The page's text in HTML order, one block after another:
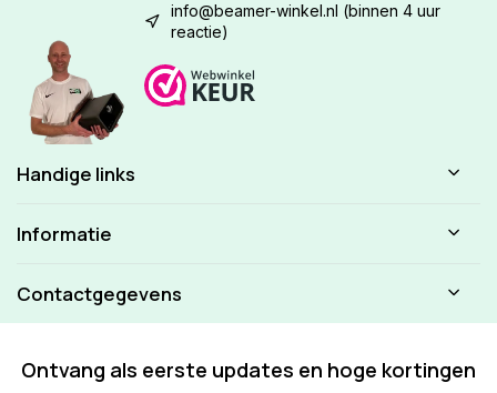
info@beamer-winkel.nl (binnen 4 uur
reactie)
Handige links
Informatie
Contactgegevens
Ontvang als eerste updates en hoge kortingen